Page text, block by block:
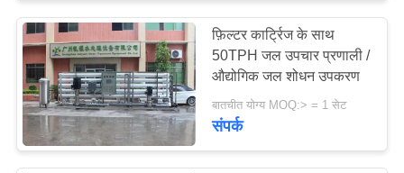
आयन एक्सचेंज वाटर
ट्रीटमेंट सिस्टम
21
फ़िल्टर कार्ट्रिज के साथ
50TPH जल उपचार प्रणाली /
औद्योगिक जल शोधन उपकरण
बातचीत योग्य MOQ:> = 1 सेट
संपर्क